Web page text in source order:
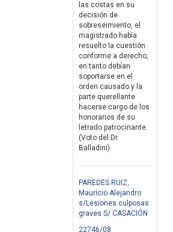
las costas en su
decisión de
sobreseimiento, el
magistrado había
resuelto la cuestión
conforme a derecho,
en tanto debían
soportarse en el
orden causado y la
parte querellante
hacerse cargo de los
honorarios de su
letrado patrocinante.
(Voto del Dr.
Balladini)
PAREDES RUIZ,
Mauricio Alejandro
s/Lesiones culposas
graves S/ CASACIÓN
22746/08